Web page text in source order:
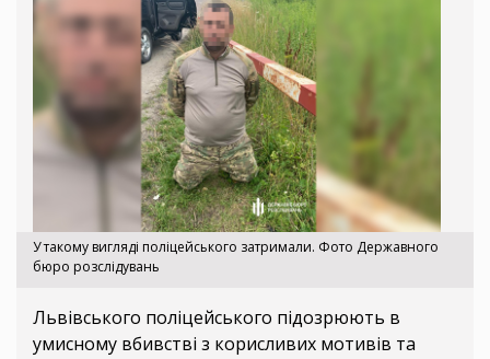
У такому вигляді поліцейського затримали. Фото Державного
бюро розслідувань
Львівського поліцейського підозрюють в
умисному вбивстві з корисливих мотивів та